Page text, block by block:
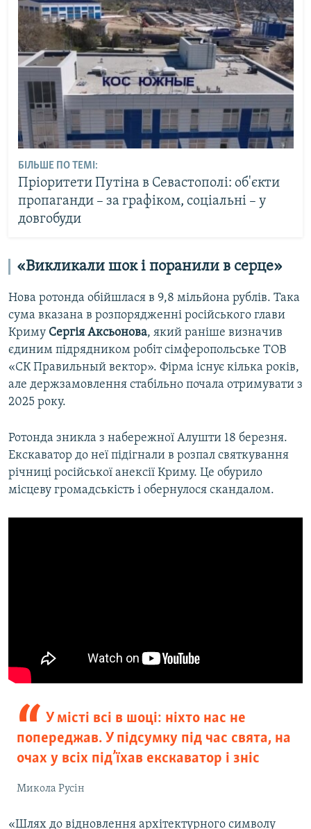
БІЛЬШЕ ПО ТЕМІ:
Пріоритети Путіна в Севастополі: об'єкти
пропаганди – за графіком, соціальні – у
довгобуди
«Викликали шок і поранили в серце»
Нова ротонда обійшлася в 9,8 мільйона рублів. Така
сума вказана в розпорядженні російського глави
Криму Сергія Аксьонова, який раніше визначив
єдиним підрядником робіт сімферопольське ТОВ
«СК Правильный вектор». Фірма існує кілька років,
але держзамовлення стабільно почала отримувати з
2025 року.
Ротонда зникла з набережної Алушти 18 березня.
Екскаватор до неї підігнали в розпал святкування
річниці російської анексії Криму. Це обурило
місцеву громадськість і обернулося скандалом.
У місті всі в шоці: ніхто нас не
попереджав. У підсумку під час свята, на
очах у всіх під’їхав екскаватор і зніс
Микола Русін
«Шлях до відновлення архітектурного символу